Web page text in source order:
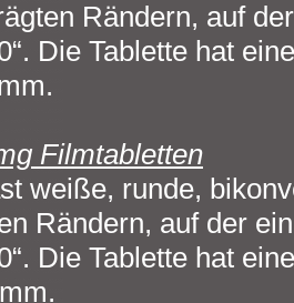
Rändern, auf
Die Tablette hat
Filmtabletten
weiße, runde,
Rändern, auf der
Die Tablette hat